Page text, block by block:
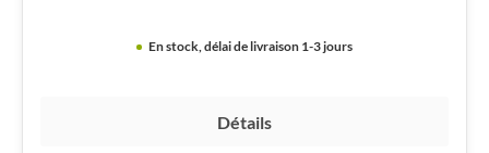
En stock, délai de livraison 1-3 jours
Détails